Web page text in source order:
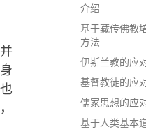
介绍
基于藏传佛教
方法
伊斯兰教的应
基督教徒的应
儒家思想的应
基于人类基本